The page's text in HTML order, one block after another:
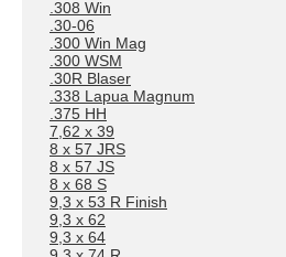
.308 Win
.30-06
.300 Win Mag
.300 WSM
.30R Blaser
.338 Lapua Magnum
.375 HH
7,62 x 39
8 x 57 JRS
8 x 57 JS
8 x 68 S
9,3 x 53 R Finish
9,3 x 62
9,3 x 64